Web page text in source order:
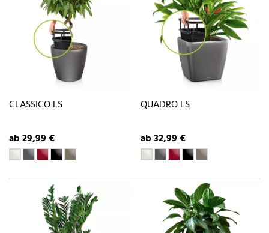
CLASSICO LS
ab 29,99 €
QUADRO LS
ab 32,99 €